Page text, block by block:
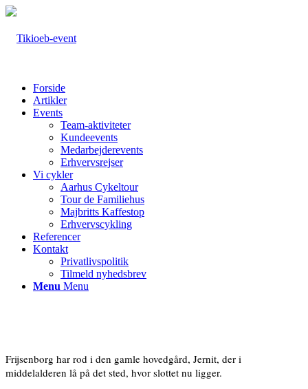
Forside
Artikler
Events
Team-aktiviteter
Kundeevents
Medarbejderevents
Erhvervsrejser
Vi cykler
Aarhus Cykeltour
Tour de Familiehus
Majbritts Kaffestop
Erhvervscykling
Referencer
Kontakt
Privatlivspolitik
Tilmeld nyhedsbrev
Menu Menu
Frijsenborg har rod i den gamle hovedgård, Jernit, der i
middelalderen lå på det sted, hvor slottet nu ligger.